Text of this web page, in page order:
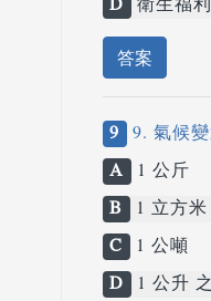
D 衛生福
答案
9 9. 氣候
A
1 公斤
B
1 立方米
C
1 公噸
D
1 公升